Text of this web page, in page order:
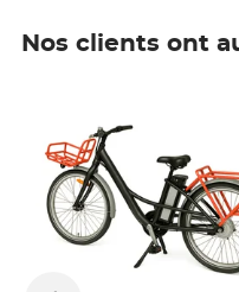
Nos clients ont